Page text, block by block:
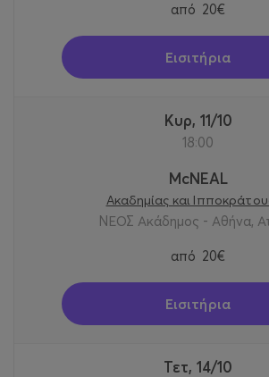
από 20€
Εισιτήρια
Κυρ, 11/10
18:00
McNEAL
Ακαδημίας και
ΝΕΟΣ Ακάδημος - Αθήνα,
από 20€
Εισιτήρια
Τετ, 14/10